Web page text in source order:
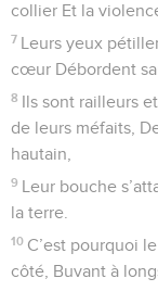
collier Et la
7 Leurs yeux
cœur Débordent
8 Ils sont railleurs
de leurs méfaits,
hautain,
9 Leur bouche
la terre.
10 C’est pourquoi
côté, Buvant à